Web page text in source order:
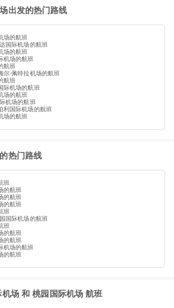
出发的热门路线
场的航班
国际机场的航班
场的航班
机场的航班
航班
尔·佩特拉机场的航班
航班
际机场的航班
场的航班
机场的航班
利国际机场的航班
场的航班
热门路线
班
的航班
的航班
的航班
班
国际机场的航班
班
的航班
的航班
机场的航班
的航班
场 和 桃园国际机场 航班